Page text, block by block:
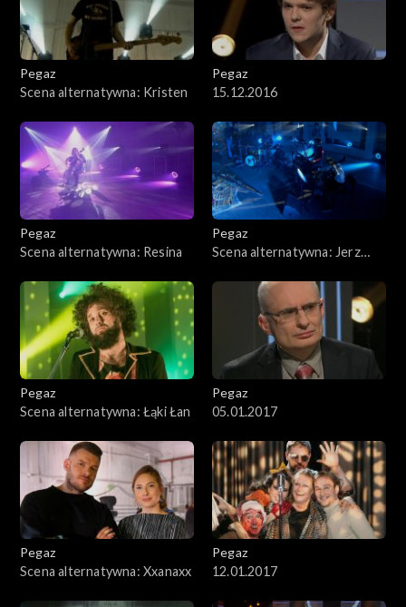
Pegaz
Scena alternatywna: Kristen
Pegaz
15.12.2016
Pegaz
Scena alternatywna: Resina
Pegaz
Scena alternatywna: Jerz
Pegaz
Scena alternatywna: Łąki Łan
Pegaz
05.01.2017
Pegaz
Scena alternatywna: Xxanaxx
Pegaz
12.01.2017